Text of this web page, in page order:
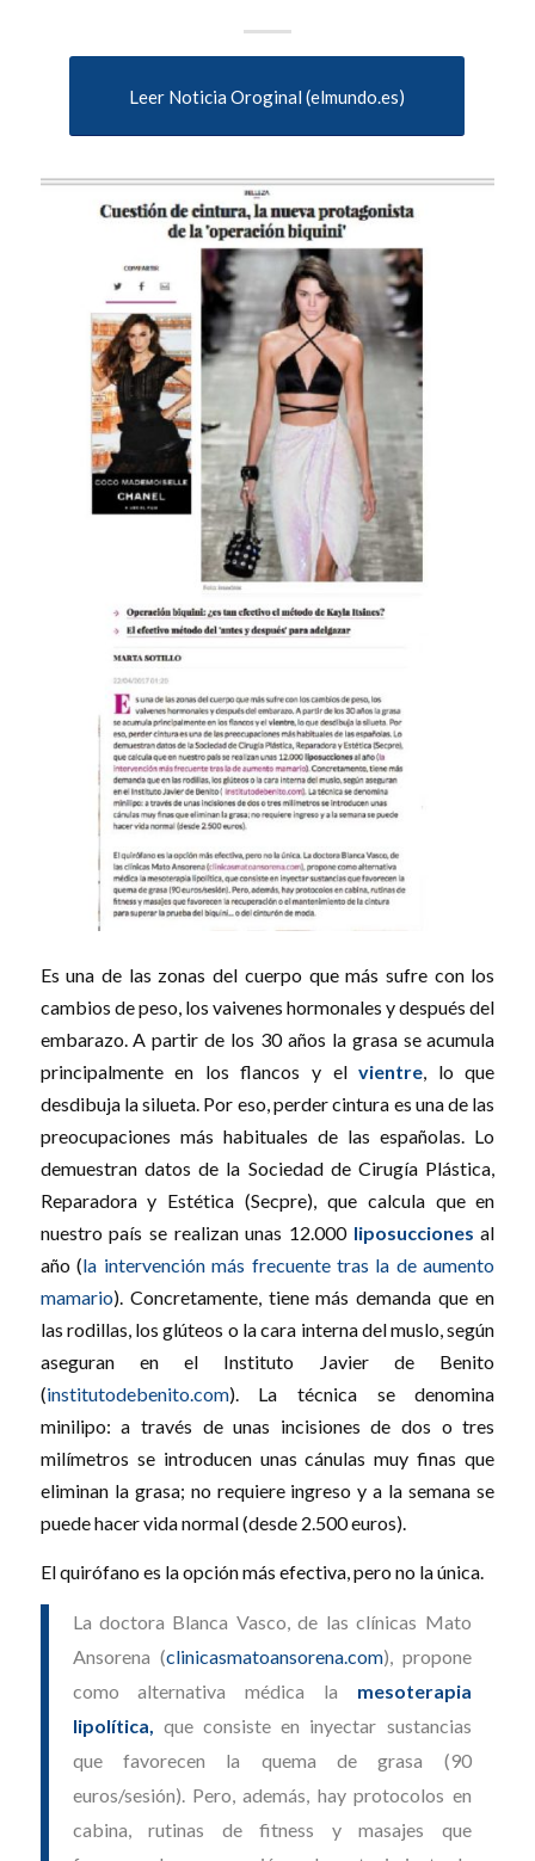
Leer Noticia Oroginal (elmundo.es)
Es una de las zonas del cuerpo que más sufre con los
cambios de peso, los vaivenes hormonales y después del
embarazo. A partir de los 30 años la grasa se acumula
principalmente en los flancos y elvientre, lo que
desdibuja la silueta. Por eso, perder cintura es una de las
preocupaciones más habituales de las españolas. Lo
demuestran datos de la Sociedad de Cirugía Plástica,
Reparadora y Estética (Secpre), que calcula que en
nuestro país se realizan unas 12.000 liposuccionesal
año (la intervención más frecuente tras la de aumento
mamario). Concretamente, tiene más demanda que en
las rodillas, los glúteos o la cara interna del muslo, según
aseguran en el Instituto Javier de Benito
(institutodebenito.com). La técnica se denomina
minilipo: a través de unas incisiones de dos o tres
milímetros se introducen unas cánulas muy finas que
eliminan la grasa; no requiere ingreso y a la semana se
puede hacer vida normal (desde 2.500 euros).
El quirófano es la opción más efectiva, pero no la única.
La doctora Blanca Vasco, de las clínicas Mato
Ansorena (clinicasmatoansorena.com), propone
como alternativa médica la mesoterapia
lipolítica,
que consiste en inyectar sustancias
que favorecen la quema de grasa (90
euros/sesión). Pero, además, hay protocolos en
cabina, rutinas de fitness y masajes que